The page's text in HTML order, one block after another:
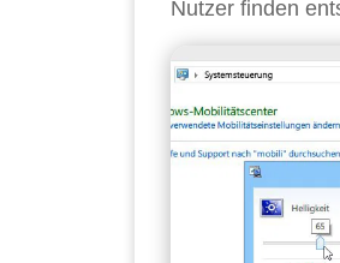
Nutzer finden